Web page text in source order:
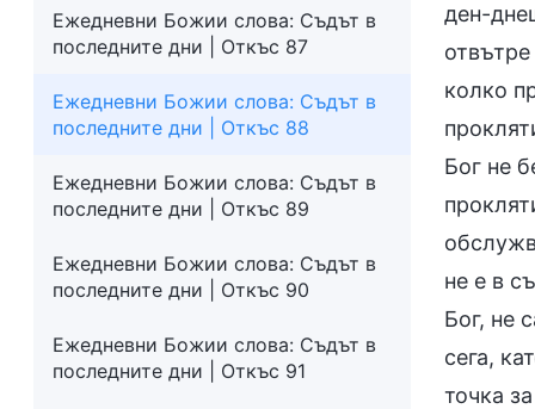
Ежедневни Божии слова: Съдът в
последните дни | Откъс 87
Ежедневни Божии слова: Съдът в
последните дни | Откъс 88
Ежедневни Божии слова: Съдът в
последните дни | Откъс 89
Ежедневни Божии слова: Съдът в
последните дни | Откъс 90
Ежедневни Божии слова: Съдът в
последните дни | Откъс 91
ден-
колко
Бог не
не е в
Бог, не
сега,
точка